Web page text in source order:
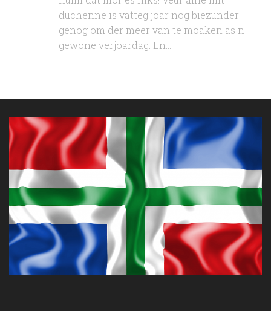
duchenne is vatteg joar nog biezunder
genog om der meer van te moaken as n
gewone verjoardag. En...